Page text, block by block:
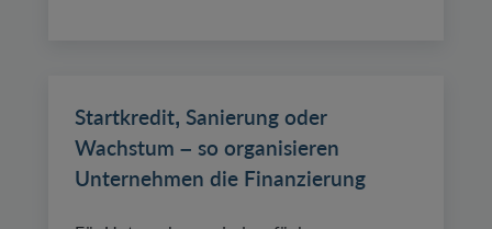
Startkredit, Sanierung oder
Wachstum – so organisieren
Unternehmen die Finanzierung